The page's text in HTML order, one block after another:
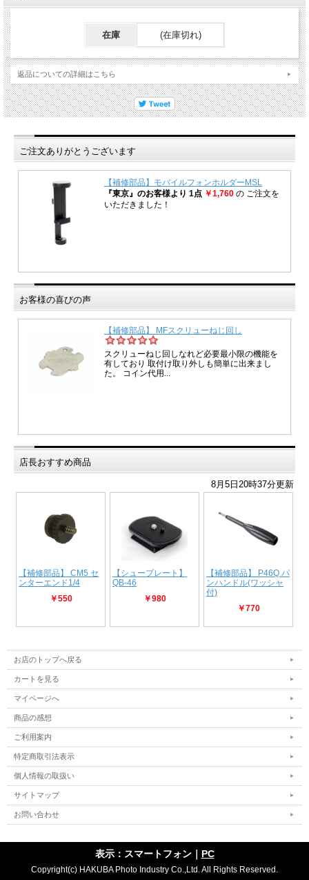
在庫 (在庫切れ)
返品についての詳細はこちら
ご注文ありがとうございます
お客様の喜びの声
店長おすすめ商品
お店のトップへ戻る
カートを見る
マイページへ
商品の感想
ご利用案内
特定商取引法表示
個人情報の取扱い
サイトマップ
お問い合わせ
表示：スマートフォン｜ PC
Copyright(c) HAKUBA Photo Industry Co.,Ltd. All Rights Reserved.